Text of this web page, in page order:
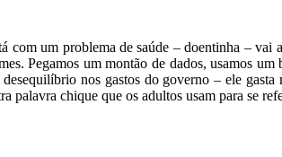
um problema de saúde – doentinha – vai
Pegamos um montão de dados, usamos
nos gastos do governo – ele
chique que os adultos usam para se